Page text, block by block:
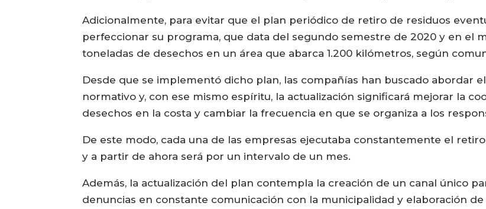
Adicionalmente, para evitar que el plan periódico de retiro de residuos
perfeccionar su programa, que data del segundo semestre de 2020 y en el
toneladas de desechos en un área que abarca 1.200 kilómetros, según
Desde que se implementó dicho plan, las compañías han buscado abordar
normativo y, con ese mismo espíritu, la actualización significará mejorar la
desechos en la costa y cambiar la frecuencia en que se organiza a los
De este modo, cada una de las empresas ejecutaba constantemente el
y a partir de ahora será por un intervalo de un mes.
Además, la actualización del plan contempla la creación de un canal único
denuncias en constante comunicación con la municipalidad y elaboración